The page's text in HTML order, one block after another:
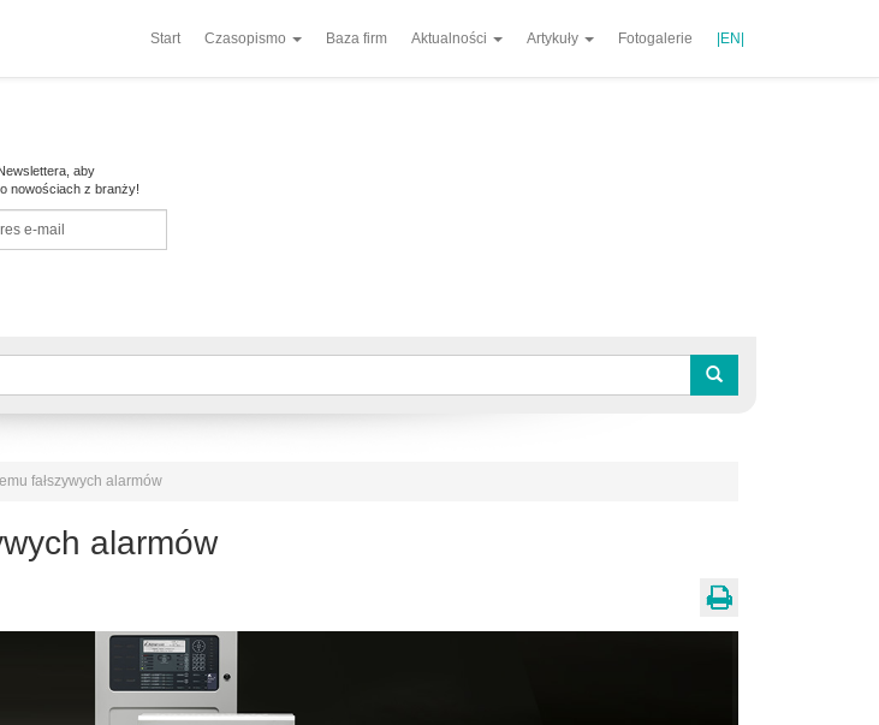
Start Czasopismo Baza firm Aktualności Artykuły Fotogalerie |EN|
aby
nowościach z branży!
fałszywych alarmów
alarmów